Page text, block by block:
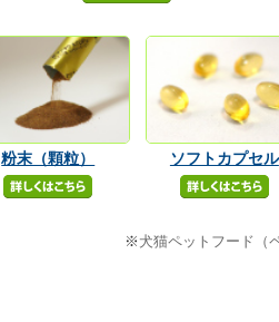
粉末（顆粒） ソフトカプセル
※ 犬猫ペットフード（